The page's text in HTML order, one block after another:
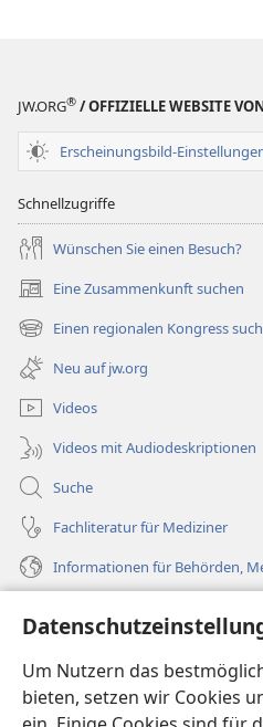
Um Nutzern das
bieten, setzen wir Cookies
JW.ORG® / OFFIZIELLE WEBSITE
Erscheinungsbild-
Schnellzugriffe
Wünschen Sie einen Besuch?
Eine Zusammenkunft suchen
(öffnet
neues
Fenster)
Einen regionalen Kongress
(öffnet
neues
Fenster)
Neu auf jw.org
Videos
Videos mit Audiodeskriptionen
Suche
Fachliteratur für Mediziner
Informationen für Behörden,
Spenden
(öffnet
neues
Fenster)